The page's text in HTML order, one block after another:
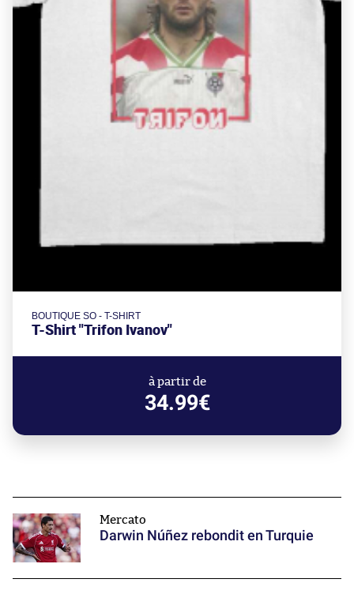
BOUTIQUE SO - T-SHIRT
T-Shirt "Trifon Ivanov"
à partir de
34.99€
Mercato
Darwin Núñez rebondit en Turquie